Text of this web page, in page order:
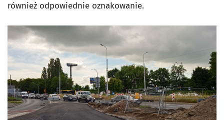
również odpowiednie oznakowanie.